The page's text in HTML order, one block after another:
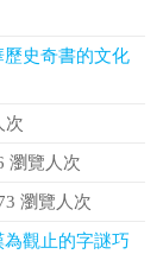
歷史奇書的文化
次
瀏覽人次
瀏覽人次
觀止的字謎巧